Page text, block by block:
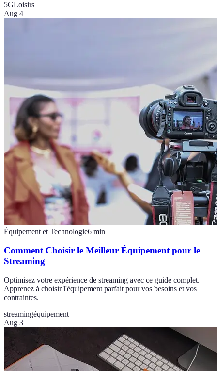
5GLoisirs
Aug 4
Équipement et Technologie6 min
Comment Choisir le Meilleur Équipement pour le
Streaming
Optimisez votre expérience de streaming avec ce guide complet.
Apprenez à choisir l'équipement parfait pour vos besoins et vos
contraintes.
streamingéquipement
Aug 3